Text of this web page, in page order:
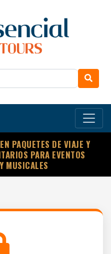
PAQUETES DE VIAJE Y
PARA EVENTOS
MUSICALES